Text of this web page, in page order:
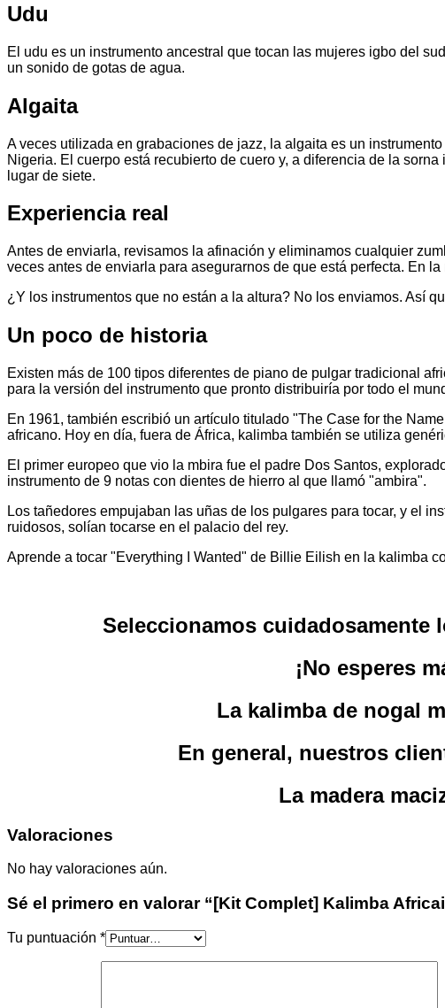
Udu
El udu es un instrumento ancestral que tocan las mujeres igbo del
un sonido de gotas de agua.
Algaita
A veces utilizada en grabaciones de jazz, la algaita es un
Nigeria. El cuerpo está recubierto de cuero y, a diferencia de la
lugar de siete.
Experiencia real
Antes de enviarla, revisamos la afinación y eliminamos cualquier
veces antes de enviarla para asegurarnos de que está perfecta. En
¿Y los instrumentos que no están a la altura? No los enviamos. Así
Un poco de historia
Existen más de 100 tipos diferentes de piano de pulgar tradicional
para la versión del instrumento que pronto distribuiría por todo el
En 1961, también escribió un artículo titulado "The Case for the
africano. Hoy en día, fuera de África, kalimba también se utiliza
El primer europeo que vio la mbira fue el padre Dos Santos,
instrumento de 9 notas con dientes de hierro al que llamó "ambira".
Los tañedores empujaban las uñas de los pulgares para tocar, y el
ruidosos, solían tocarse en el palacio del rey.
Aprende a tocar "Everything I Wanted" de Billie Eilish en la kalimba
Seleccionamos cuidadosamente
¡No esperes
La kalimba de nogal
En general, nuestros
La madera
Valoraciones
No hay valoraciones aún.
Sé el primero en valorar “[Kit Complet] Kalimba
Tu puntuación *